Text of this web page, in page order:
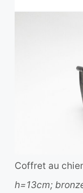
Coffret au
h=13cm;